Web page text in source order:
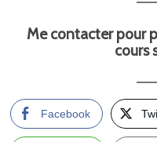
Me contacter pour
cours
Facebook